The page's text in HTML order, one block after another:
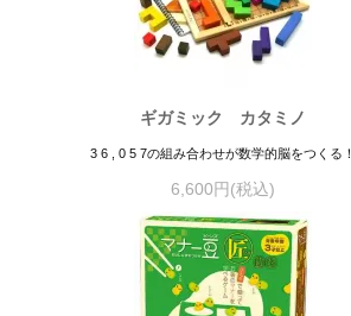
ギガミック カタミノ
3 6 , 0 5 7の組み合わせが数学的脳をつくる！
6,600円(税込)